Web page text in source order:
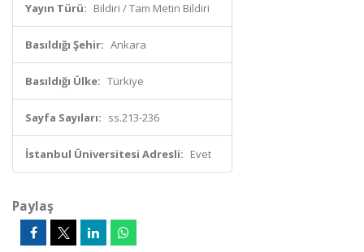
Yayın Türü: Bildiri / Tam Metin Bildiri
Basıldığı Şehir: Ankara
Basıldığı Ülke: Türkiye
Sayfa Sayıları: ss.213-236
İstanbul Üniversitesi Adresli: Evet
Paylaş